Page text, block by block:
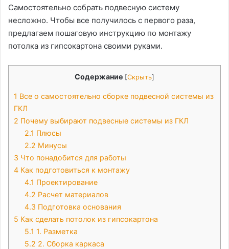
Самостоятельно собрать подвесную систему
несложно. Чтобы все получилось с первого раза,
предлагаем пошаговую инструкцию по монтажу
потолка из гипсокартона своими руками.
Содержание [Скрыть]
1 Все о самостоятельно сборке подвесной системы из
ГКЛ
2 Почему выбирают подвесные системы из ГКЛ
2.1 Плюсы
2.2 Минусы
3 Что понадобится для работы
4 Как подготовиться к монтажу
4.1 Проектирование
4.2 Расчет материалов
4.3 Подготовка основания
5 Как сделать потолок из гипсокартона
5.1 1. Разметка
5.2 2. Сборка каркаса